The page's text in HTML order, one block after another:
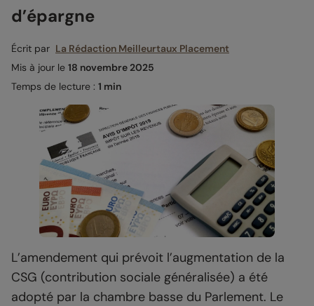
d’épargne
Écrit par La Rédaction Meilleurtaux Placement
Mis à jour le 18 novembre 2025
Temps de lecture : 1 min
L’amendement qui prévoit l’augmentation de la
CSG (contribution sociale généralisée) a été
adopté par la chambre basse du Parlement. Le